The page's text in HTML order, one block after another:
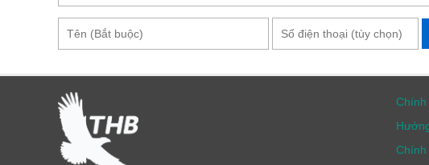
Tỷ lệ khoảng cách 16:1
Phát xạ điều chỉnh 0,1-1,0
Độ phân giải 0,1 ℃ hoặc 0,1 ℉
Nhiệt độ lưu trữ -20-50 ℃ (-4-122 ℉ )
Nhiệt độ hoạt động 0-50 ℃ (32-122 ℉ )